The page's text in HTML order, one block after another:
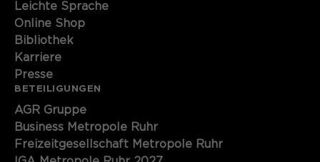
Leichte Sprache
Online Shop
Bibliothek
Karriere
Presse
BETEILIGUNGEN
AGR Gruppe
Business Metropole Ruhr
Freizeitgesellschaft Metropole Ruhr